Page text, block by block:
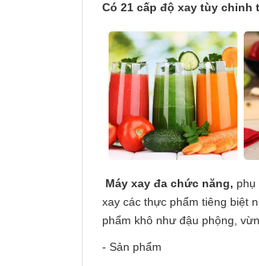
Có 21 cấp độ xay tùy chỉnh
Máy xay đa chức năng, phụ
xay các thực phẩm tiêng biệt
phẩm khô như đậu phộng,
- Sản phẩm